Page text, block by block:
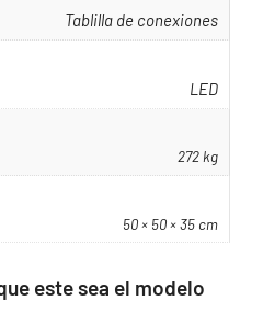
Tablilla de conexiones
LED
272 kg
50 × 50 × 35 cm
este sea el modelo